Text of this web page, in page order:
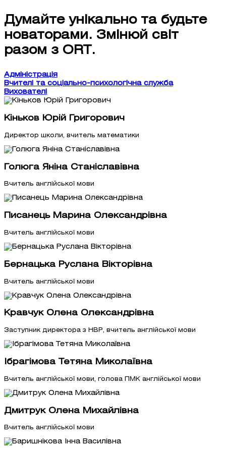
Думайте унікально та будьте
новаторами. Змінюй світ
разом з ORT.
Адміністрація
Вчителі та соціально-психологічна служба
Вихователі
Кіньков Юрій Григорович
Директор школи, вчитель математики
Голюга Яніна Станіславівна
Вчитель англійської мови
Писанець Марина Олександрівна
Вчитель англійської мови
Бернацька Руслана Вікторівна
Вчитель англійської мови
Кравчук Олена Олександрівна
Заступник директора з НВР, вчитель англійської мови
Ібрагімова Тетяна Миколаївна
Вчитель англійської мови, голова ПМК англійської мови
Дмитрук Олена Михайлівна
Вчитель англійської мови